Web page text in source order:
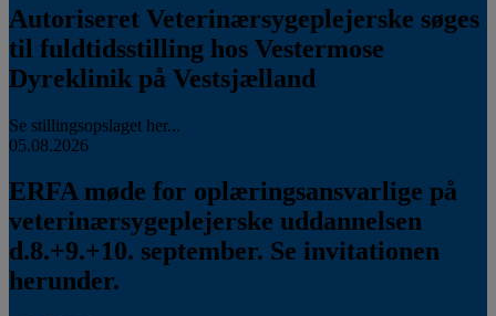
Autoriseret Veterinærsygeplejerske søges
til fuldtidsstilling hos Vestermose
Dyreklinik på Vestsjælland
Se stillingsopslaget her...
05.08.2026
ERFA møde for oplæringsansvarlige på
veterinærsygeplejerske uddannelsen
d.8.+9.+10. september. Se invitationen
herunder.